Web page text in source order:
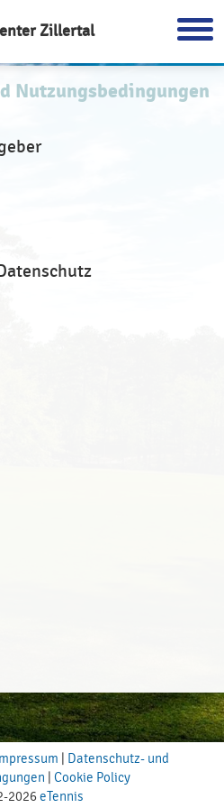
Zillertal
Nutzungsbedingungen
Impressum
Datenschutz- und
Cookie Policy
2026 eTennis